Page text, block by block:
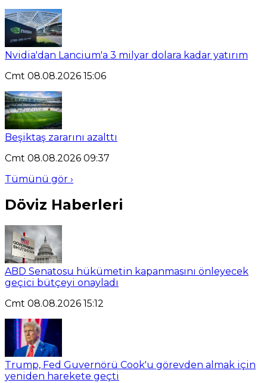
Nvidia'dan Lancium'a 3 milyar dolara kadar yatırım
Cmt 08.08.2026 15:06
Beşiktaş zararını azalttı
Cmt 08.08.2026 09:37
Tümünü gör ›
Döviz Haberleri
ABD Senatosu hükümetin kapanmasını önleyecek
geçici bütçeyi onayladı
Cmt 08.08.2026 15:12
Trump, Fed Guvernörü Cook'u görevden almak için
yeniden harekete geçti